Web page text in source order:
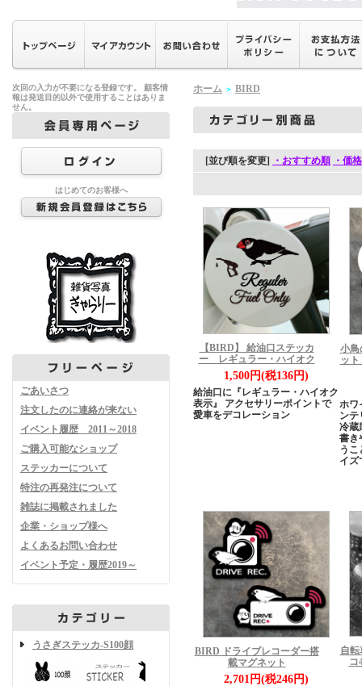
次回の入力が不要になる登録です。 顧客情
報は発送目的以外で使用することはありま
せん。
はじめてのお客様へ
ごあいさつ
注文したのに連絡が来ない
イベント履歴 2011～2018
ご購入可能なショップ
ステッカーについて
特注の再発注について
雑誌に掲載されました
企業・ショップ様へ
よくあるお問い合わせ
イベント予定・履歴2019～
うさぎステッカ-S100顔
ホーム ＞ BIRD
[並び順を変更] ・おすすめ順 ・価
【BIRD】 給油口ステッカ
ー レギュラー・ハイオク
1,500円(税136円)
給油口に『レギュラー・ハイオク
表示』 アクセサリーポイントで
愛車をデコレーション
小鳥
ッ
ホワ
ンテ
冷
書き
う
イズ
BIRD ドライブレコーダー搭
載マグネット
2,701円(税246円)
自